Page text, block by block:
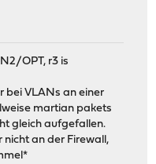
OPT, r3 is
bei VLANs an einer
martian pakets
gleich aufgefallen.
an der Firewall,